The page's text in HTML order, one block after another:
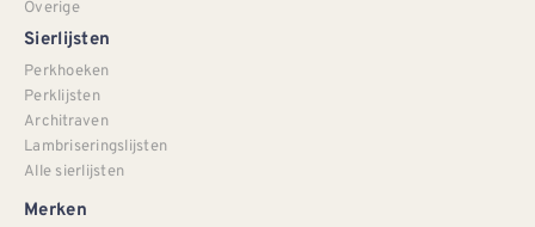
Overige
Sierlijsten
Perkhoeken
Perklijsten
Architraven
Lambriseringslijsten
Alle sierlijsten
Merken